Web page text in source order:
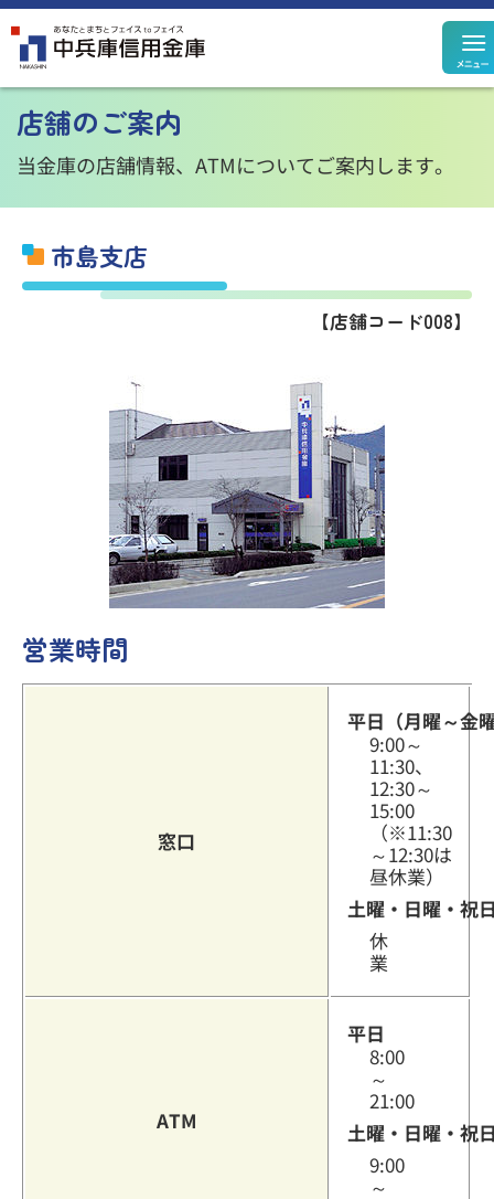
定期預金
決済性預金
規定集
住宅ローン
カードローン
事業性ローン
投資信託
その他のサービス
よくあるご質問
店舗のご案内
当金庫の店舗情報、ATMについてご案内します。
市島支店
【店舗コード008】
営業時間
窓口
平日（月曜～金
9:00～
11:30、
12:30～
15:00
（※11:30
～12:30は
昼休業）
土曜・日曜・祝
休
業
ATM
平日
8:00
～
21:00
土曜・日曜・祝
9:00
～